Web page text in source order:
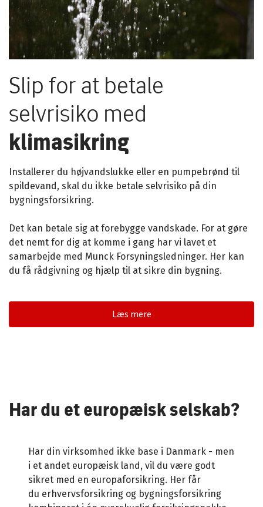
Slip for at betale
selvrisiko med
klimasikring
Installerer du højvandslukke eller en pumpebrønd til
spildevand, skal du ikke betale selvrisiko på din
bygningsforsikring.
Det kan betale sig at forebygge vandskade. For at gøre
det nemt for dig at komme i gang har vi lavet et
samarbejde med Munck Forsyningsledninger. Her kan
du få rådgivning og hjælp til at sikre din bygning.
Læs mere
Har du et europæisk selskab?
Har din virksomhed ikke base i Danmark - men
i et andet europæisk land, vil du være godt
sikret med en europaforsikring. Her får
du erhvervsforsikring og bygningsforsikring